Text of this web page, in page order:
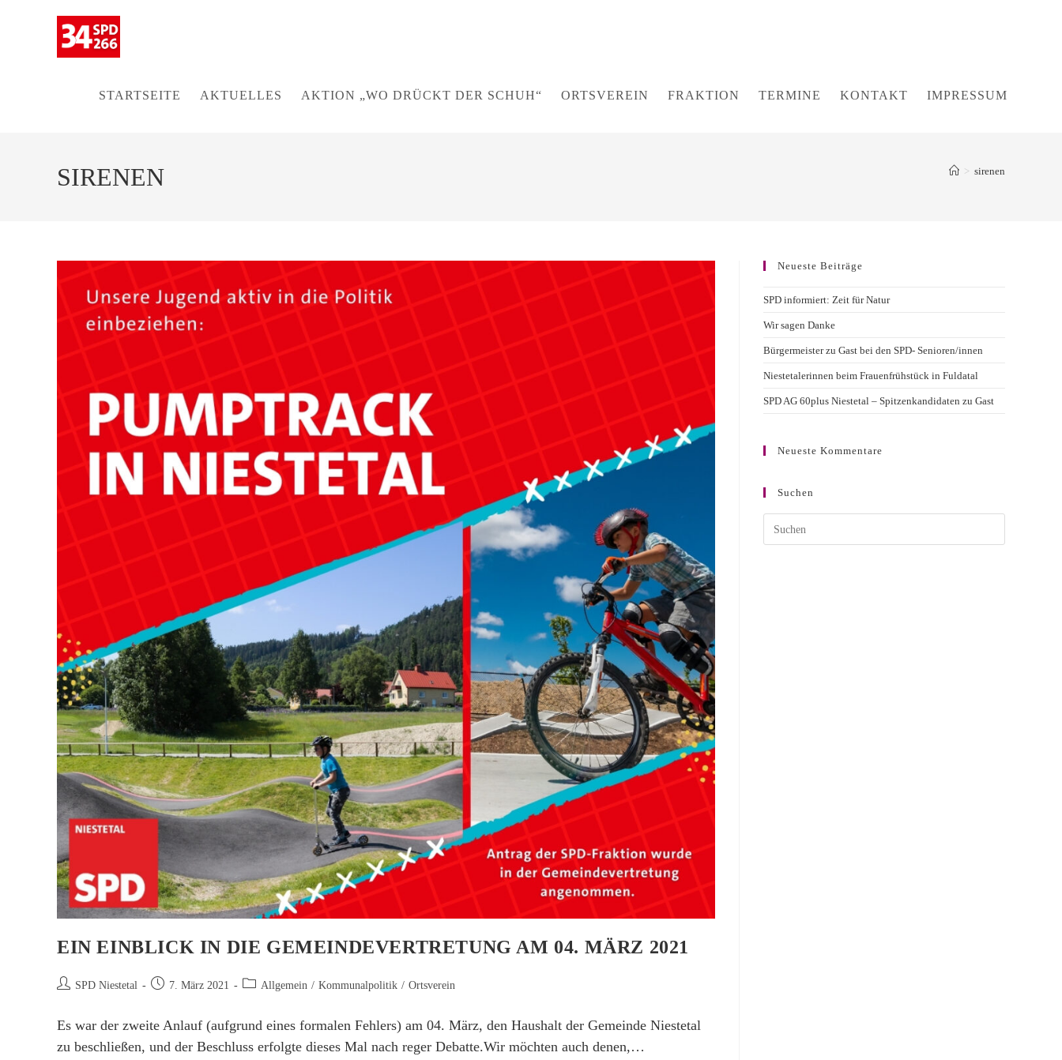
STARTSEITE AKTUELLES AKTION „WO DRÜCKT DER SCHUH“ ORTSVEREIN FRAKTION TERMINE KONTAKT IMPRESSUM
SIRENEN > sirenen
EIN EINBLICK IN DIE GEMEINDEVERTRETUNG AM 04. MÄRZ 2021
Beitrags-SPD Niestetal
Beitrag7. März 2021
Beitrags-
Allgemein / Kommunalpolitik / Ortsverein
Es war der zweite Anlauf (aufgrund eines formalen Fehlers) am 04. März, den Haushalt der Gemeinde Niestetal
zu beschließen, und der Beschluss erfolgte dieses Mal nach reger Debatte.Wir möchten auch denen,…
Neueste Beiträge
SPD informiert: Zeit für Natur
Wir sagen Danke
Bürgermeister zu Gast bei den SPD- Senioren/innen
Niestetalerinnen beim Frauenfrühstück in Fuldatal
SPD AG 60plus Niestetal – Spitzenkandidaten zu Gast
Neueste Kommentare
Suchen